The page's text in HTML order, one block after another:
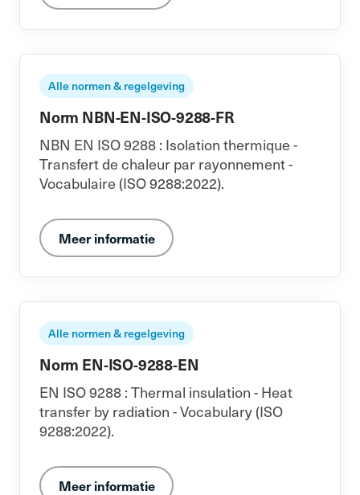
Alle normen & regelgeving
Norm NBN-EN-ISO-9288-FR
NBN EN ISO 9288 : Isolation thermique -
Transfert de chaleur par rayonnement -
Vocabulaire (ISO 9288:2022).
Meer informatie
Alle normen & regelgeving
Norm EN-ISO-9288-EN
EN ISO 9288 : Thermal insulation - Heat
transfer by radiation - Vocabulary (ISO
9288:2022).
Meer informatie